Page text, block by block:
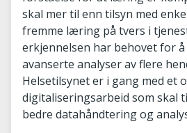
skal mer til enn tilsyn med
fremme læring på tvers i
erkjennelsen har behovet for
avanserte analyser av flere
Helsetilsynet er i gang med et
digitaliseringsarbeid som skal
bedre datahåndtering og